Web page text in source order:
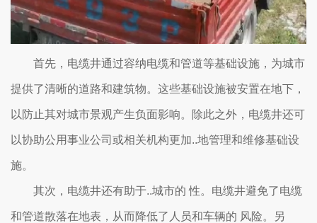
首先，电缆井通过容纳电缆和管道等基础设施，为城市
提供了清晰的道路和建筑物。这些基础设施被安置在地下，
以防止其对城市景观产生负面影响。除此之外，电缆井还可
以协助公用事业公司或相关机构更加..地管理和维修基础设
施。
其次，电缆井还有助于..城市的 性。电缆井避免了电缆
和管道散落在地表，从而降低了人员和车辆的 风险。另